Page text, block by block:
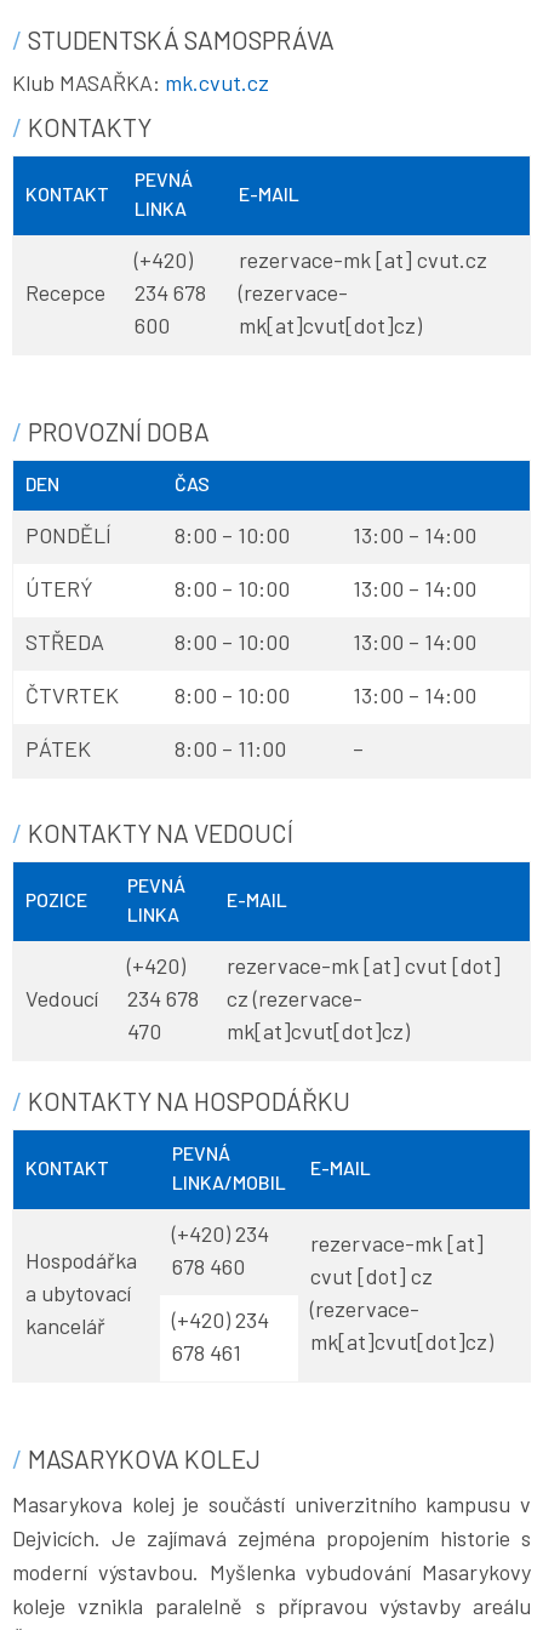
STUDENTSKÁ SAMOSPRÁVA
Klub MASAŘKA: mk.cvut.cz
KONTAKTY
KONTAKT
PEVNÁ
LINKA
E-MAIL
Recepce
(+420)
234 678
600
rezervace-mk[at] cvut.cz
(rezervace-
mk[at]cvut[dot]cz)
PROVOZNÍ DOBA
DEN ČAS
PONDĚLÍ 8:00 – 10:00
13:00 – 14:00
ÚTERÝ
8:00 – 10:00
13:00 – 14:00
STŘEDA
8:00 – 10:00
13:00 – 14:00
ČTVRTEK
8:00 – 10:00
13:00 – 14:00
PÁTEK
8:00 – 11:00 –
KONTAKTY NA VEDOUCÍ
POZICE
PEVNÁ
LINKA
E-MAIL
Vedoucí
(+420)
234 678
470
rezervace-mk[at] cvut [dot]
cz(rezervace-
mk[at]cvut[dot]cz)
KONTAKTY NA HOSPODÁŘKU
KONTAKT
PEVNÁ
LINKA/MOBIL
E-MAIL
Hospodářka
a ubytovací
kancelář
(+420) 234
678 460
rezervace-mk[at]
cvut [dot] cz
(rezervace-
mk[at]cvut[dot]cz)
(+420) 234
678 461
MASARYKOVA KOLEJ
Masarykova kolej je součástí univerzitního kampusu v
Dejvicích. Je zajímavá zejména propojením historie s
moderní výstavbou. Myšlenka vybudování Masarykovy
koleje vznikla paralelně s přípravou výstavby areálu